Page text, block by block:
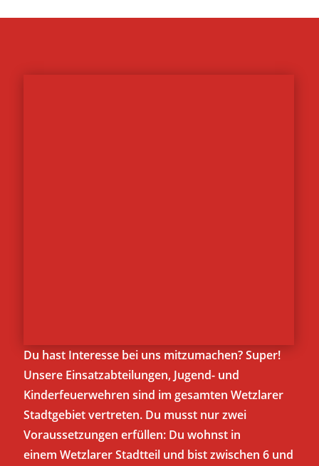
Du hast Interesse bei uns mitzumachen? Super!
Unsere Einsatzabteilungen, Jugend- und
Kinderfeuerwehren sind im gesamten Wetzlarer
Stadtgebiet vertreten. Du musst nur zwei
Voraussetzungen erfüllen: Du wohnst in
einem Wetzlarer Stadtteil und bist zwischen 6 und